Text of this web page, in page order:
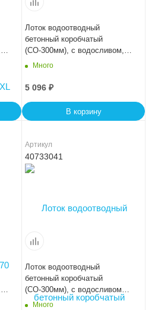
Лоток водоотводный
бетонный коробчатый
(СО-300мм), с водосливом,
KUв 100.44(30).29(22,5) -
Много
5 096 ₽
В корзину
Артикул
40733041
Лоток водоотводный
бетонный коробчатый
(СО-300мм), с водосливом
КПв 100.44(30).41(34) - BGF-
Много